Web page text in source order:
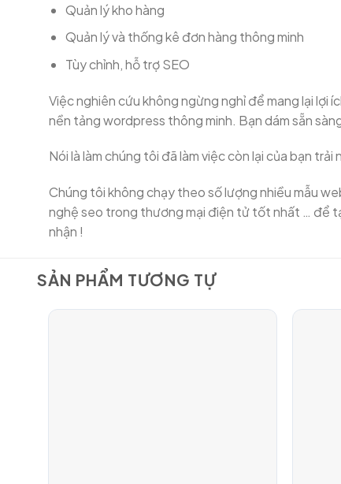
Quản lý kho hàng
Quản lý và thống kê đơn hàng thông minh
Tùy chỉnh, hỗ trợ SEO
Việc nghiên cứu không ngừng nghỉ để mang lại
nền tảng wordpress thông minh. Bạn dám sẵn
Nói là làm chúng tôi đã làm việc còn lại của bạn
Chúng tôi không chạy theo số lượng nhiều mẫu
nghệ seo trong thương mại điện tử tốt nhất … để
nhận !
SẢN PHẨM TƯƠNG TỰ